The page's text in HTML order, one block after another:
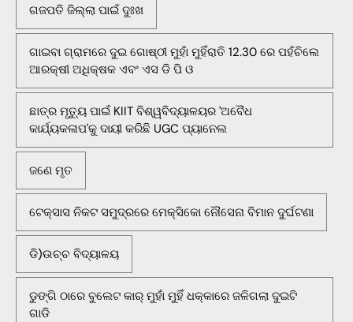
ଗଜପତି ଜିଲ୍ଲା ପାଇଁ ଦୁଃଖ
ଗାଇବା ଗ୍ରାମରେ ଦୁଇ ଗୋଷ୍ଠୀ ମୁହାଁ ମୁହିଁରାତି 12.30 ରେ ପହଁଚିଲେ
ଆରକ୍ଷୀ ଅଧିକ୍ଷକ ଏବଂ ଏସ ଡି ପି ଓ
ଛାତ୍ର ମୃତ୍ୟୁ ପାଇଁ KIIT ବିଶ୍ୱବିଦ୍ୟାଳୟର 'ଅବୈଧ
କାର୍ଯ୍ୟକଳାପ'କୁ ଦାୟୀ କରିଛି UGC ପ୍ୟାନେଲ
ଜଣେ ମୃତ
ଟେକ୍ସାସ ନିକଟ ସମୁଦ୍ରରେ ମେକ୍ସିକୋ ନୌସେନା ବିମାନ ଦୁର୍ଘଟଣା
ଡି)ଉଚ୍ଚ ବିଦ୍ୟାଳୟ
ଡୁଙ୍ଗି ଠାରେ ବୁଲେଟ କାର୍ ମୁହାଁ ମୁହିଁ ଧକ୍କାରେ ଜଳିଗଲା ଦୁଇଟି
ଗାଡି